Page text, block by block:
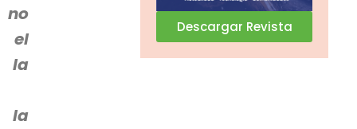
no
el
la
la
Descargar Revista